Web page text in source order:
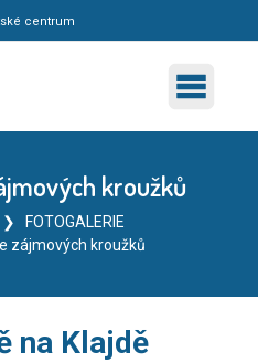
centrum
kroužků
FOTOGALERIE
zájmových kroužků
na Klajdě